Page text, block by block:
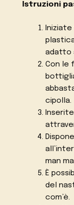
Istruzioni
adatto
Con le
cipolla.
man
È
del
com’è.